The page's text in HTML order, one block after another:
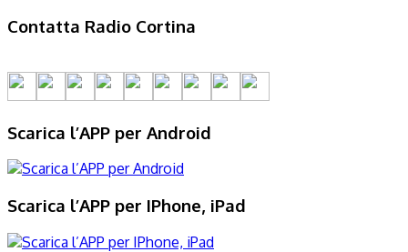
Contatta Radio Cortina
Scarica l’APP per Android
Scarica l’APP per IPhone, iPad